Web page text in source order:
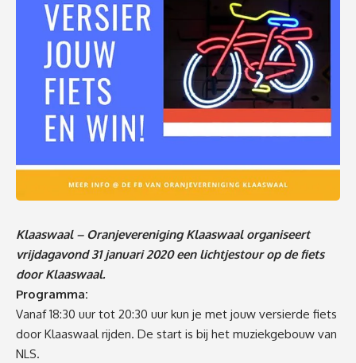
Klaaswaal – Oranjevereniging Klaaswaal organiseert
vrijdagavond 31 januari 2020 een lichtjestour op de fiets
door Klaaswaal.
Programma:
Vanaf 18:30 uur tot 20:30 uur kun je met jouw versierde fiets
door Klaaswaal rijden. De start is bij het muziekgebouw van
NLS.